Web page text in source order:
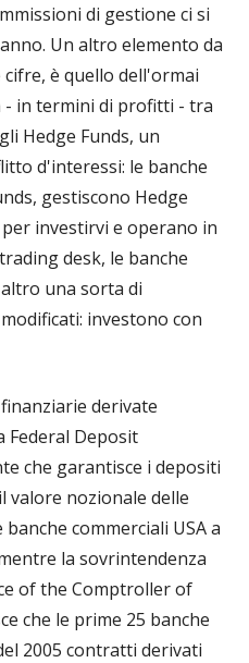
di gestione ci si
Un altro elemento da
è quello dell'ormai
- in termini di profitti - tra
Hedge Funds, un
d'interessi: le banche
gestiscono Hedge
investirvi e operano in
desk, le banche
una sorta di
investono con
derivate
Federal Deposit
che garantisce i depositi
valore nozionale delle
commerciali USA a
la sovrintendenza
of the Comptroller of
che le prime 25 banche
2005 contratti derivati